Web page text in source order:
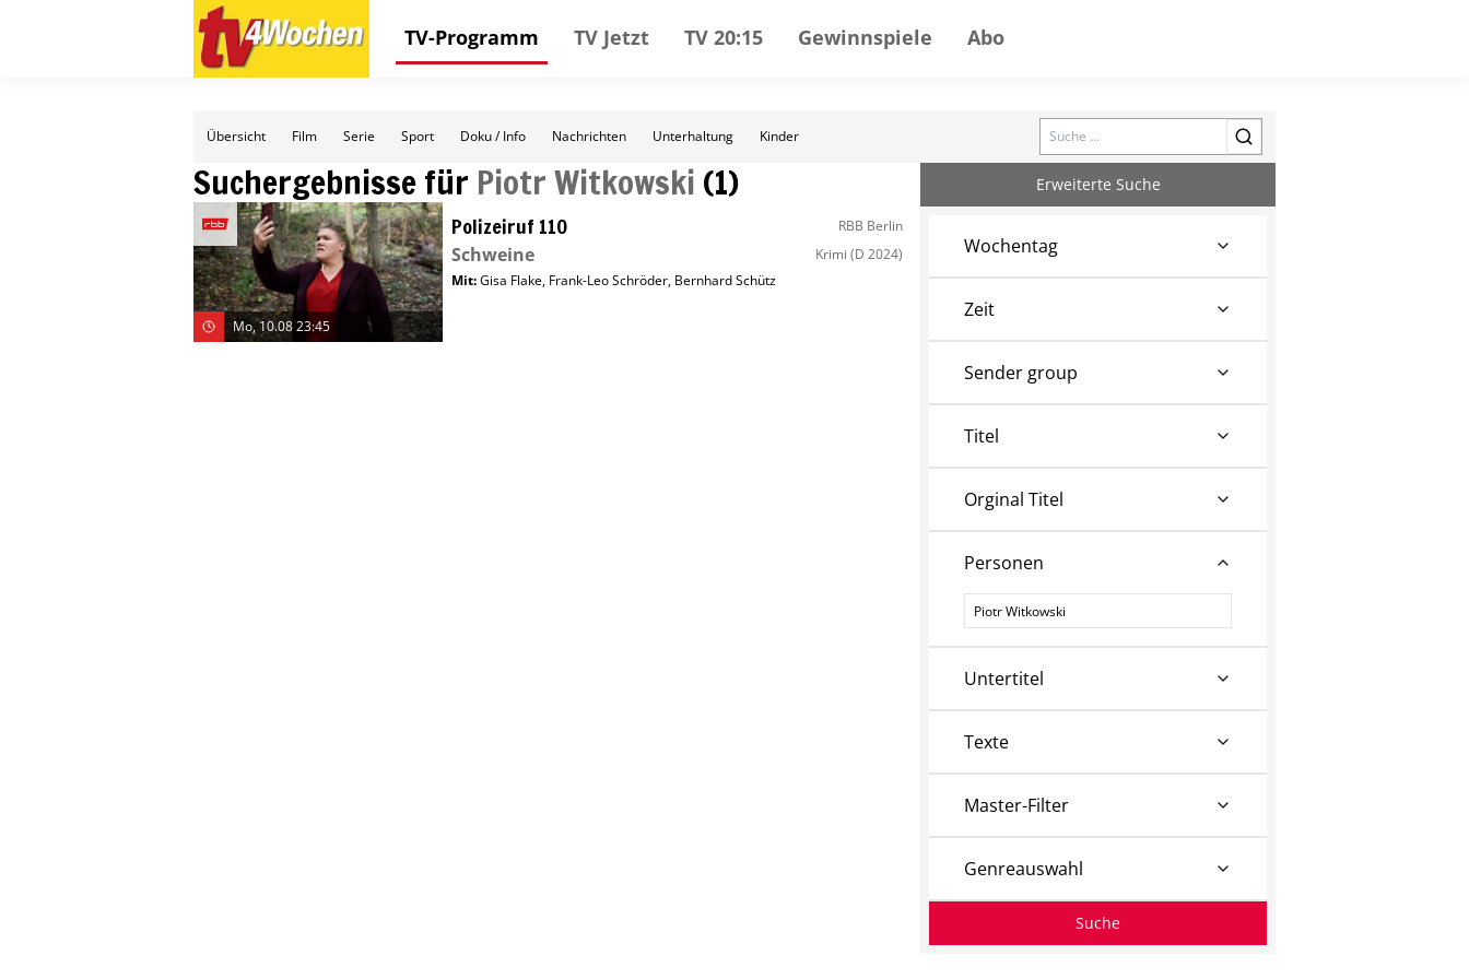
TV-Programm TV Jetzt TV 20:15 Gewinnspiele Abo
Übersicht Film Serie Sport Doku / Info Nachrichten Unterhaltung Kinder Search
Suchergebnisse für Piotr Witkowski (1)
Mo, 10.08 23:45
Polizeiruf 110 RBB Berlin
Schweine Krimi (D 2024)
Mit:Gisa Flake, Frank-Leo Schröder, Bernhard Schütz
Erweiterte Suche
Wochentag
Zeit
Sender group
Titel
Orginal Titel
Personen
Personen
Untertitel
Texte
Master-Filter
Genreauswahl
Suche